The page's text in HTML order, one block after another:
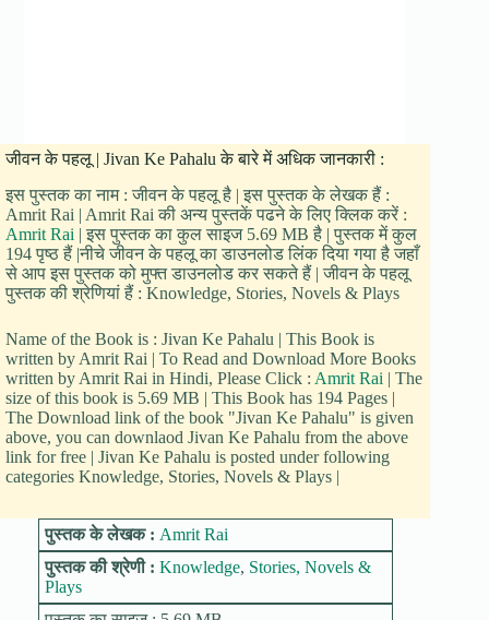
जीवन के पहलू | Jivan Ke Pahalu के बारे में अधिक जानकारी :
इस पुस्तक का नाम : जीवन के पहलू है | इस पुस्तक के लेखक हैं :
Amrit Rai | Amrit Rai की अन्य पुस्तकें पढने के लिए क्लिक करें :
Amrit Rai | इस पुस्तक का कुल साइज 5.69 MB है | पुस्तक में कुल
194 पृष्ठ हैं |नीचे जीवन के पहलू का डाउनलोड लिंक दिया गया है जहाँ
से आप इस पुस्तक को मुफ्त डाउनलोड कर सकते हैं | जीवन के पहलू
पुस्तक की श्रेणियां हैं : Knowledge, Stories, Novels & Plays
Name of the Book is : Jivan Ke Pahalu | This Book is
written by Amrit Rai | To Read and Download More Books
written by Amrit Rai in Hindi, Please Click : Amrit Rai | The
size of this book is 5.69 MB | This Book has 194 Pages |
The Download link of the book "Jivan Ke Pahalu" is given
above, you can downlaod Jivan Ke Pahalu from the above
link for free | Jivan Ke Pahalu is posted under following
categories Knowledge, Stories, Novels & Plays |
पुस्तक के लेखक : Amrit Rai
पुस्तक की श्रेणी : Knowledge, Stories, Novels &
Plays